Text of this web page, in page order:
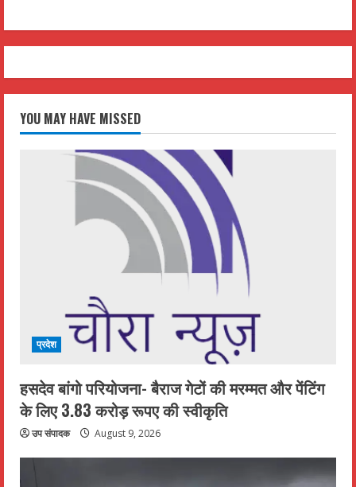
YOU MAY HAVE MISSED
प्रदेश
हसदेव बांगो परियोजना- बैराज गेटों की मरम्मत और पेंटिंग
के लिए 3.83 करोड़ रूपए की स्वीकृति
उप संपादक August 9, 2026